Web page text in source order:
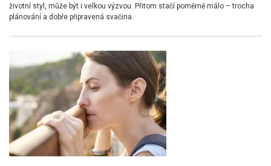
životní styl, může být i velkou výzvou. Přitom stačí poměrně málo – trocha
plánování a dobře připravená svačina.